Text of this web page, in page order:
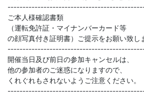
ご本人様確認書類
（運転免許証・マイナンバーカード等
の顔写真付き証明書）ご提示をお願い致し
開催当日及び前日の参加キャンセルは、
他の参加者のご迷惑になりますので、
くれぐれもされないようご注意ください。